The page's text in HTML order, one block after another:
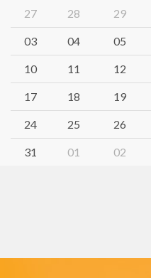
27 28 29
03 04 05
10 11 12
17 18 19
24 25 26
31 01 02